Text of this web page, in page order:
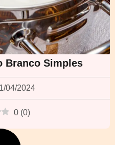
Branco Simples
04/2024
0 (0)